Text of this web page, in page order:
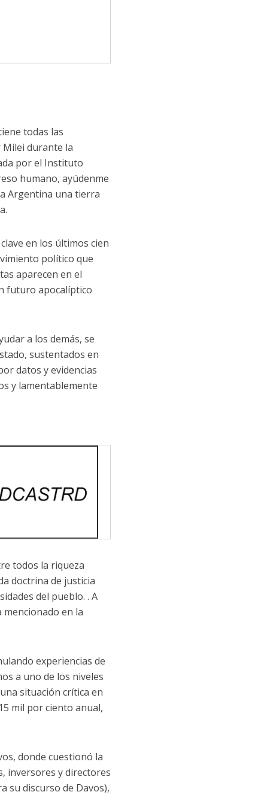
todas las
Milei durante la
por el Instituto
humano, ayúdenme
Argentina una tierra
en los últimos cien
político que
aparecen en el
futuro apocalíptico
a los demás, se
sustentados en
datos y evidencias
y lamentablemente
todos la riqueza
doctrina de justicia
del pueblo. . A
en la
experiencias de
a uno de los niveles
situación crítica en
mil por ciento anual,
donde cuestionó la
inversores y directores
su discurso de Davos),